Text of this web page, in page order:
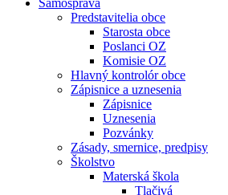
Samospráva
Predstavitelia obce
Starosta obce
Poslanci OZ
Komisie OZ
Hlavný kontrolór obce
Zápisnice a uznesenia
Zápisnice
Uznesenia
Pozvánky
Zásady, smernice, predpisy
Školstvo
Materská škola
Tlačivá